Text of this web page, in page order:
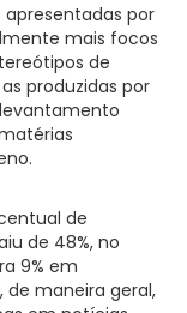
por
mais focos
de
produzidas por
de
de 48%, no
9% em
de maneira geral,